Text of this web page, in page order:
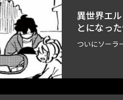
異世界エ
とになった
ついにソーラ